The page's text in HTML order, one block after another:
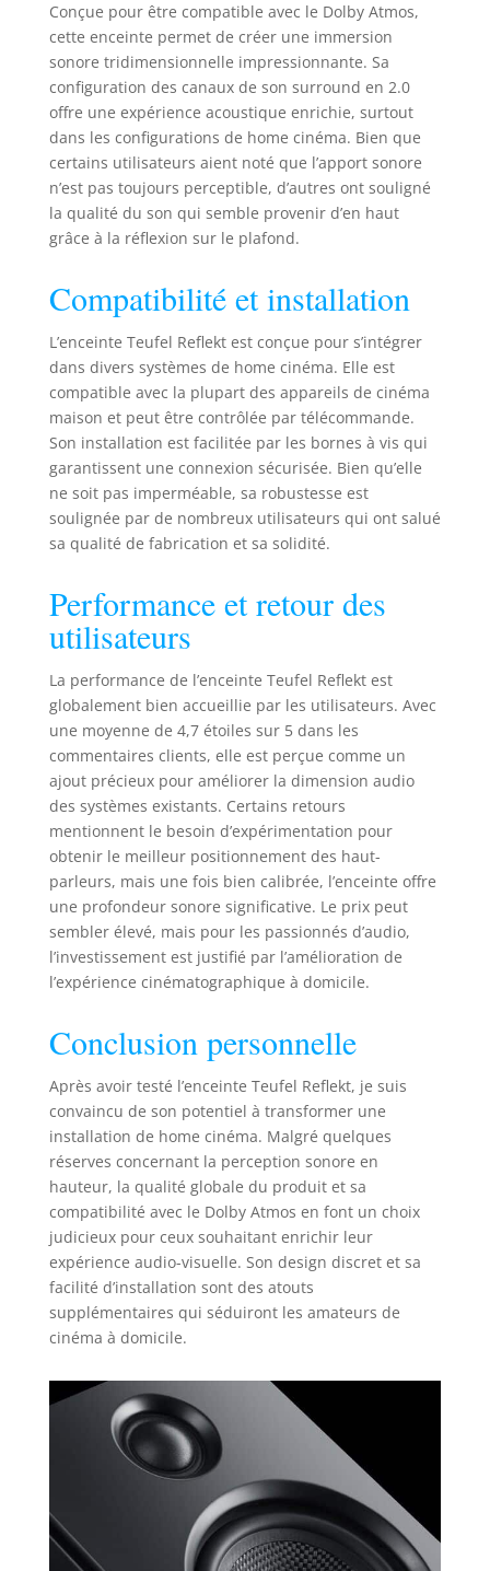
2 voies avec
irradiation
particulière et
tweeter à course
longue pour des
niveaux élevés et
sans distorsion
Composants : 2
haut-parleurs
réfléchissants, 2
supports muraux,
Conçue pour être compatible avec le Dolby Atmos,
cette enceinte permet de créer une immersion
sonore tridimensionnelle impressionnante. Sa
configuration des canaux de son surround en 2.0
offre une expérience acoustique enrichie, surtout
dans les configurations de home cinéma. Bien que
certains utilisateurs aient noté que l’apport sonore
n’est pas toujours perceptible, d’autres ont souligné
la qualité du son qui semble provenir d’en haut
grâce à la réflexion sur le plafond.
Compatibilité et installation
L’enceinte Teufel Reflekt est conçue pour s’intégrer
dans divers systèmes de home cinéma. Elle est
compatible avec la plupart des appareils de cinéma
maison et peut être contrôlée par télécommande.
Son installation est facilitée par les bornes à vis qui
garantissent une connexion sécurisée. Bien qu’elle
ne soit pas imperméable, sa robustesse est
soulignée par de nombreux utilisateurs qui ont salué
sa qualité de fabrication et sa solidité.
Performance et retour des
utilisateurs
La performance de l’enceinte Teufel Reflekt est
globalement bien accueillie par les utilisateurs. Avec
une moyenne de 4,7 étoiles sur 5 dans les
commentaires clients, elle est perçue comme un
ajout précieux pour améliorer la dimension audio
des systèmes existants. Certains retours
mentionnent le besoin d’expérimentation pour
obtenir le meilleur positionnement des haut-
parleurs, mais une fois bien calibrée, l’enceinte offre
une profondeur sonore significative. Le prix peut
sembler élevé, mais pour les passionnés d’audio,
l’investissement est justifié par l’amélioration de
l’expérience cinématographique à domicile.
Conclusion personnelle
Après avoir testé l’enceinte Teufel Reflekt, je suis
convaincu de son potentiel à transformer une
installation de home cinéma. Malgré quelques
réserves concernant la perception sonore en
hauteur, la qualité globale du produit et sa
compatibilité avec le Dolby Atmos en font un choix
judicieux pour ceux souhaitant enrichir leur
expérience audio-visuelle. Son design discret et sa
facilité d’installation sont des atouts
supplémentaires qui séduiront les amateurs de
cinéma à domicile.